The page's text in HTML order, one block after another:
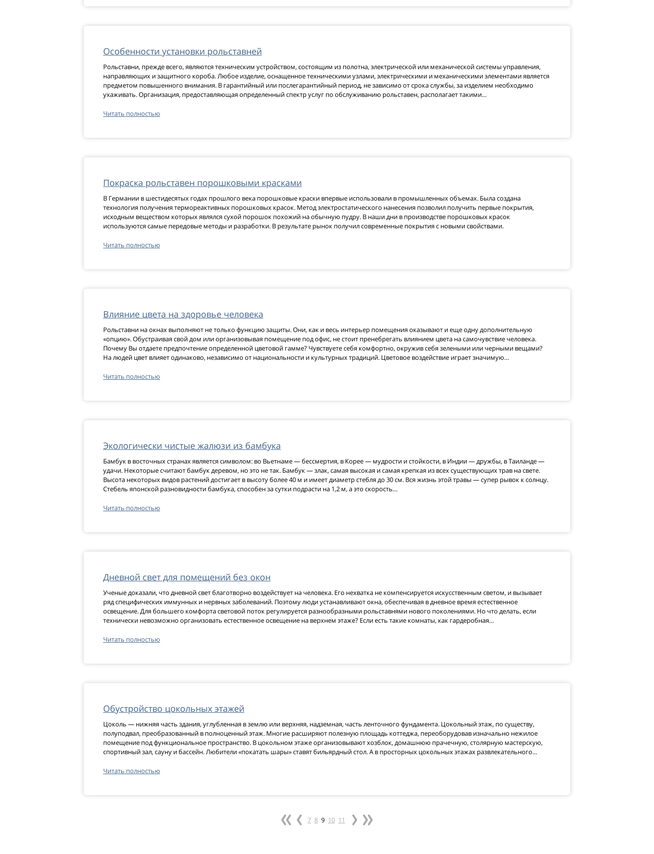
Особенности установки рольставней
Рольставни, прежде всего, являются техническим устройством, состоящим из полотна, электрической или механической системы управления,
направляющих и защитного короба. Любое изделие, оснащенное техническими узлами, электрическими и механическими элементами является
предметом повышенного внимания. В гарантийный или послегарантийный период, не зависимо от срока службы, за изделием необходимо
ухаживать. Организация, предоставляющая определенный спектр услуг по обслуживанию рольставен, располагает такими…
Читать полностью
Покраска рольставен порошковыми красками
В Германии в шестидесятых годах прошлого века порошковые краски впервые использовали в промышленных объемах. Была создана
технология получения термореактивных порошковых красок. Метод электростатического нанесения позволил получить первые покрытия,
исходным веществом которых являлся сухой порошок похожий на обычную пудру. В наши дни в производстве порошковых красок
используются самые передовые методы и разработки. В результате рынок получил современные покрытия с новыми свойствами.
Читать полностью
Влияние цвета на здоровье человека
Рольставни на окнах выполняют не только функцию защиты. Они, как и весь интерьер помещения оказывают и еще одну дополнительную
«опцию». Обустраивая свой дом или организовывая помещение под офис, не стоит пренебрегать влиянием цвета на самочувствие человека.
Почему Вы отдаете предпочтение определенной цветовой гамме? Чувствуете себя комфортно, окружив себя зелеными или черными вещами?
На людей цвет влияет одинаково, независимо от национальности и культурных традиций. Цветовое воздействие играет значимую…
Читать полностью
Экологически чистые жалюзи из бамбука
Бамбук в восточных странах является символом: во Вьетнаме — бессмертия, в Корее — мудрости и стойкости, в Индии — дружбы, в Таиланде —
удачи. Некоторые считают бамбук деревом, но это не так. Бамбук — злак, самая высокая и самая крепкая из всех существующих трав на свете.
Высота некоторых видов растений достигает в высоту более 40 м и имеет диаметр стебля до 30 см. Вся жизнь этой травы — супер рывок к солнцу.
Стебель японской разновидности бамбука, способен за сутки подрасти на 1,2 м, а это скорость…
Читать полностью
Дневной свет для помещений без окон
Ученые доказали, что дневной свет благотворно воздействует на человека. Его нехватка не компенсируется искусственным светом, и вызывает
ряд специфических иммунных и нервных заболеваний. Поэтому люди устанавливают окна, обеспечивая в дневное время естественное
освещение. Для большего комфорта световой поток регулируется разнообразными рольставнями нового поколениями. Но что делать, если
технически невозможно организовать естественное освещение на верхнем этаже? Если есть такие комнаты, как гардеробная…
Читать полностью
Обустройство цокольных этажей
Цоколь — нижняя часть здания, углубленная в землю или верхняя, надземная, часть ленточного фундамента. Цокольный этаж, по существу,
полуподвал, преобразованный в полноценный этаж. Многие расширяют полезную площадь коттеджа, переоборудовав изначально нежилое
помещение под функциональное пространство. В цокольном этаже организовывают хозблок, домашнюю прачечную, столярную мастерскую,
спортивный зал, сауну и бассейн. Любители «покатать шары» ставят бильярдный стол. А в просторных цокольных этажах развлекательного…
Читать полностью
7 8 9 10 11